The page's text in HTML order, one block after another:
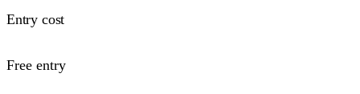
Entry cost
Free entry